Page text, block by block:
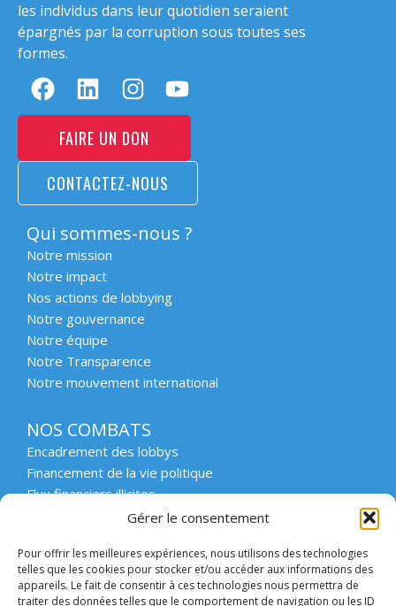
Gérer le consentement
Pour offrir les meilleures expériences, nous utilisons des technologies
telles que les cookies pour stocker et/ou accéder aux informations des
appareils. Le fait de consentir à ces technologies nous permettra de
traiter des données telles que le comportement de navigation ou les ID
les individus dans leur quotidien seraient
épargnés par la corruption sous toutes ses
formes.
FAIRE UN DON
CONTACTEZ-NOUS
Qui sommes-nous ?
Notre mission
Notre impact
Nos actions de lobbying
Notre gouvernance
Notre équipe
Notre Transparence
Notre mouvement international
NOS COMBATS
Encadrement des lobbys
Financement de la vie politique
Flux financiers illicites
Intégrité et transparence du secteur privé
Protection des lanceurs d’alerte
Affaires emblématiques
Etat de droit et démocratie